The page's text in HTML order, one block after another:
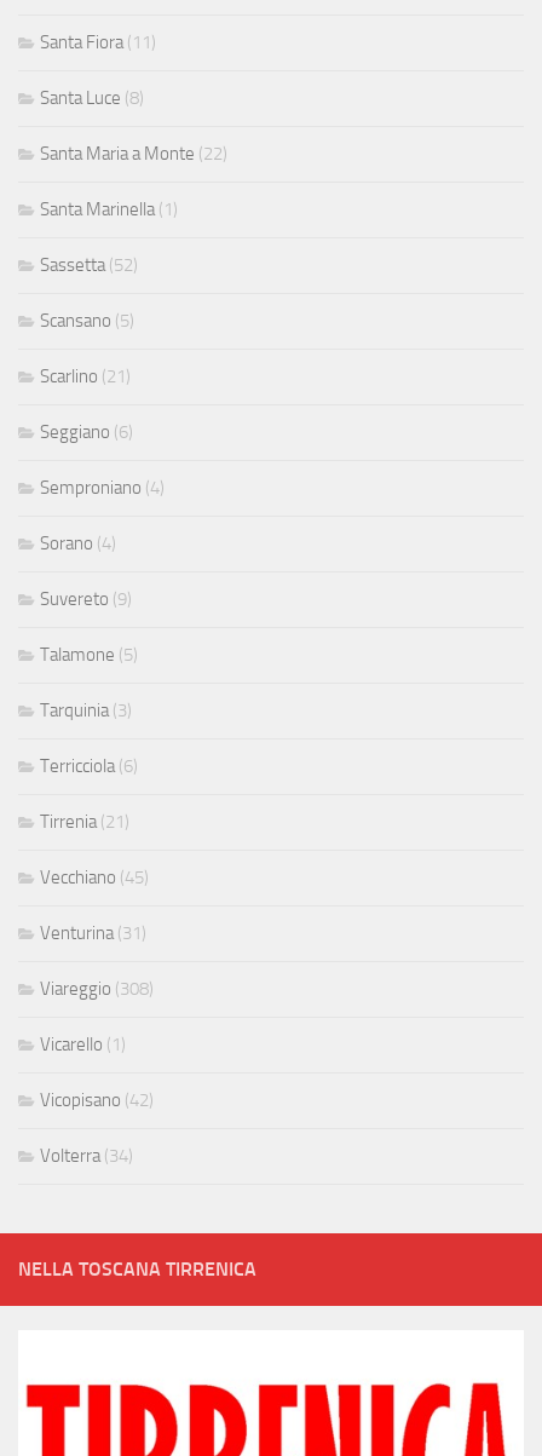
Santa Fiora (11)
Santa Luce (8)
Santa Maria a Monte (22)
Santa Marinella (1)
Sassetta (52)
Scansano (5)
Scarlino (21)
Seggiano (6)
Semproniano (4)
Sorano (4)
Suvereto (9)
Talamone (5)
Tarquinia (3)
Terricciola (6)
Tirrenia (21)
Vecchiano (45)
Venturina (31)
Viareggio (308)
Vicarello (1)
Vicopisano (42)
Volterra (34)
NELLA TOSCANA TIRRENICA